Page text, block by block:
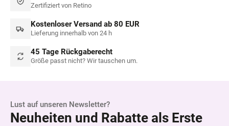
Zertifiziert von Retino
Kostenloser Versand ab 80 EUR
Lieferung innerhalb von 24 h
45 Tage Rückgaberecht
Größe passt nicht? Wir tauschen um.
Lust auf unseren Newsletter?
Neuheiten und Rabatte als Erste